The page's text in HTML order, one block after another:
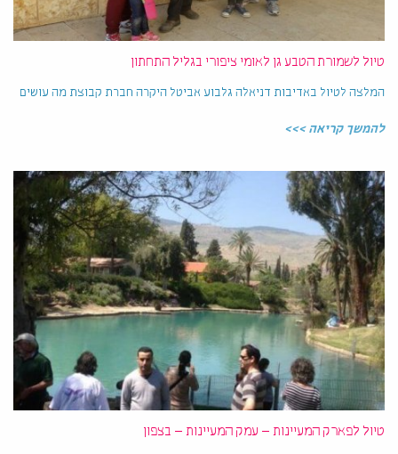
טיול לשמורת הטבע גן לאומי ציפורי בגליל התחתון
המלצה לטיול באדיבות דניאלה גלבוע אביטל היקרה חברת קבוצת מה עושים
להמשך קריאה >>>
טיול לפארק המעיינות – עמק המעיינות – בצפון